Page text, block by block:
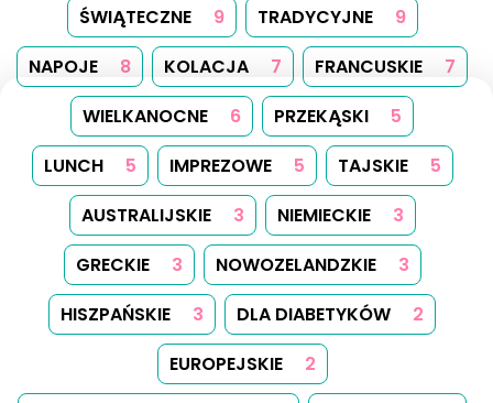
ŚWIĄTECZNE
9 TRADYCYJNE
9
NAPOJE
8 KOLACJA 7 FRANCUSKIE
7
WIELKANOCNE
6 PRZEKĄSKI
5
LUNCH
5 IMPREZOWE 5 TAJSKIE
5
AUSTRALIJSKIE
3 NIEMIECKIE
3
GRECKIE
3 NOWOZELANDZKIE
3
HISZPAŃSKIE
3 DLA DIABETYKÓW
2
EUROPEJSKIE
2